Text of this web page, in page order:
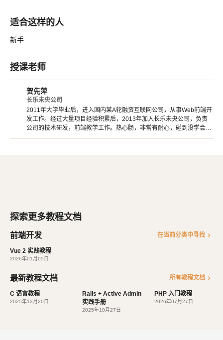
的多功能接口；具有高效灵活的 css 选择器，并且可对 CSS 选择
容各种主流浏览器，如 IE 6.0+、FF 1.5+、Safari 2.0+、Opera 9.
0+ 等。
适合这样的人
新手
授课老师
贺先萍
长乐未央公司
2011年大学毕业后，进入国内某A轮融资互联网公司，从事Web前端开
发工作。经过大量项目经验积累后，2013年加入长乐未央公司，负责
公司的技术研发，前端教学工作。热心肠，非常有耐心，碰到没学会的
学生，经常一对一单独辅导。对带领新手入行有着非常丰富的经验。
探索更多教程文档
前端开发 在当前分类中寻找 chevron_right
Vue 2 实践教程
2026年01月05日
最新教程文档 所有教程文档 chevron_right
C 语言教程
2025年12月20日
Rails + Active Admin
实践手册
2025年10月27日
PHP 入门教程
2026年07月27日